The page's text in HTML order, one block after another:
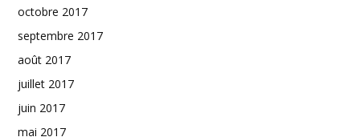
octobre 2017
septembre 2017
août 2017
juillet 2017
juin 2017
mai 2017